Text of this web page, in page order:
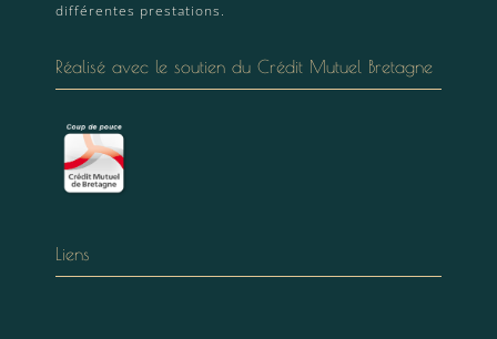
différentes prestations.
Réalisé avec le soutien du Crédit Mutuel Bretagne
Liens